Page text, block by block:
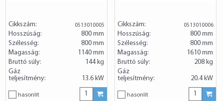
Cikkszám: 0513010005
Hosszúság:
800 mm
Szélesség:
800 mm
Magasság:
1140 mm
Bruttó súly:
144 kg
Gáz
teljesítmény:
13.6 kW
hasonlít
Cikkszám: 0513010006
Hosszúság:
800 mm
Szélesség:
800 mm
Magasság:
1610 mm
Bruttó súly:
208 kg
Gáz
teljesítmény:
20.4 kW
hasonlít